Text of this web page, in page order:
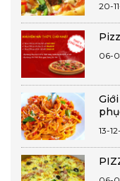
20-
06-
13-